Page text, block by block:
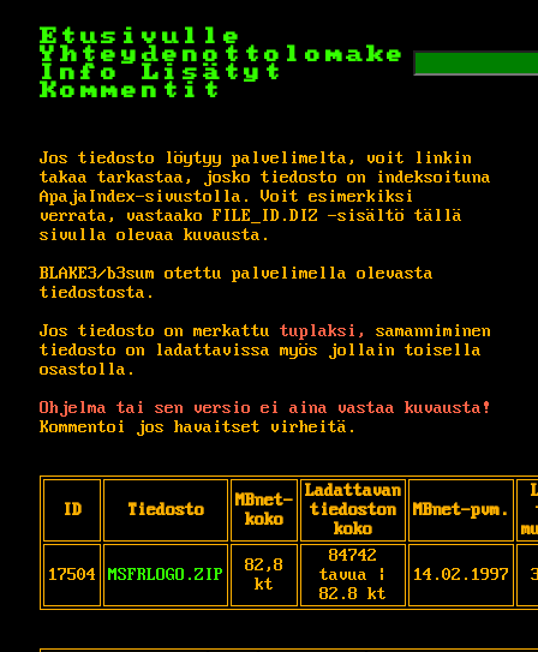
Etusivulle
Yhteydenottolomake
Info
Lisätyt
Kommentit
Jos tiedosto löytyy palvelimelta, voit linkin
takaa tarkastaa, josko tiedosto on indeksoituna
ApajaIndex-sivustolla. Voit esimerkiksi
verrata, vastaako FILE_ID.DIZ -sisältö tällä
sivulla olevaa kuvausta.
BLAKE3/b3sum otettu palvelimella olevasta
tiedostosta.
Jos tiedosto on merkattu tuplaksi,
samanniminen
tiedosto on ladattavissa myös jollain toisella
osastolla.
Ohjelma tai sen versio ei aina vastaa kuvausta!
Kommentoi jos havaitset virheitä.
ID Tiedosto
MBnet-
koko
Ladattavan
tiedoston
koko
MBnet-pvm.
17504 MSFRLOGO.ZIP
82,8
kt
84742
tavua |
82.8 kt
14.02.1997